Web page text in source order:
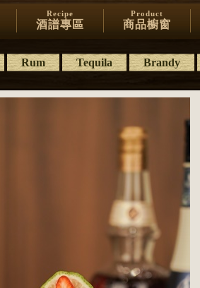
Recipe
酒譜專區
Product
商品櫥窗
Rum Tequila Brandy